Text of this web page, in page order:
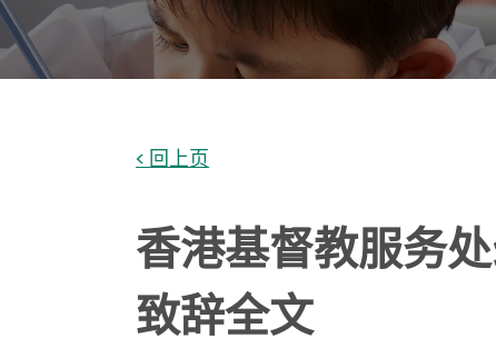
< 回上页
香港基督教服务
致辞全文